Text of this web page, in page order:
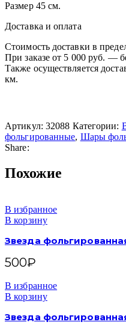
Размер 45 см.
Доставка и оплата
Стоимость доставки в
При заказе от 5 000 руб. —
Также осуществляется
км.
Артикул: 32088 Категории:
фольгированные, Шары
Share:
Похожие
В избранное
В корзину
Звезда
500₽
В избранное
В корзину
Звезда